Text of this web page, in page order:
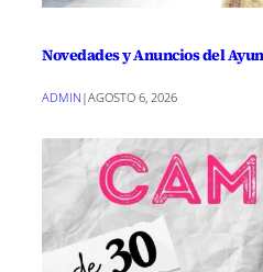
Novedades y Anuncios del
ADMIN |AGOSTO 6, 2026